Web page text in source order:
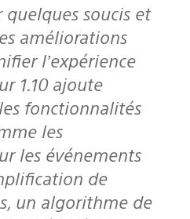
améliorations
l’expérience
1.10 ajoute
fonctionnalités
les
les événements
de
un algorithme de